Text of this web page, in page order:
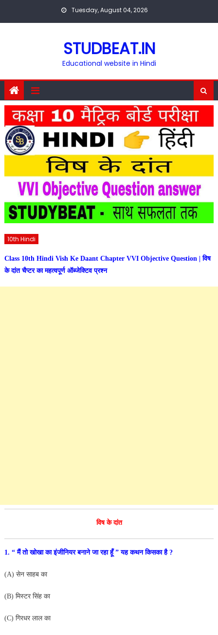
Tuesday, August 04, 2026
STUDBEAT.IN
Educational website in Hindi
10th Hindi
Class 10th Hindi Vish Ke Daant Chapter VVI Objective Question | विष
के दांत चैप्टर का महत्वपूर्ण ऑब्जेक्टिव प्रश्न
विष के दांत
1. “ मैं तो खोखा का इंजीनियर बनाने जा रहा हूँ ” यह कथनकिसका है ?
(A) सेन साहब का
(B) मिस्टर सिंह का
(C) गिरधर लाल का